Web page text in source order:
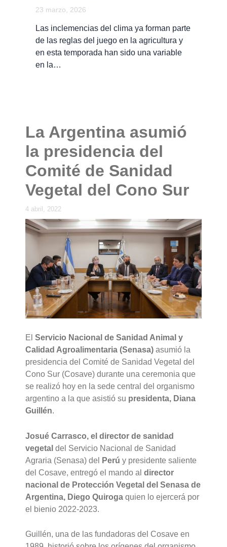
23 marzo, 2026
Las inclemencias del clima ya forman parte
de las reglas del juego en la agricultura y
en esta temporada han sido una variable
en la…
La Argentina asumió
la presidencia del
Comité de Sanidad
Vegetal del Cono Sur
4 abril, 2022
ElServicio Nacional de Sanidad Animal y
Calidad Agroalimentaria (Senasa) asumió la
presidencia del Comité de Sanidad Vegetal del
Cono Sur (Cosave) durante una ceremonia que
se realizó hoy en la sede central del organismo
argentino a la que asistió su presidenta, Diana
Guillén.
Josué Carrasco, el director de sanidad
vegetal del Servicio Nacional de Sanidad
Agraria (Senasa) del
Perú y presidente saliente
del Cosave, entregó el mando aldirector
nacional de Protección Vegetal del Senasa de
Argentina, Diego Quiroga quien lo ejercerá por
el bienio 2022-2023.
Guillén, una de las fundadoras del Cosave en